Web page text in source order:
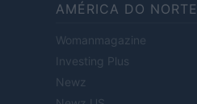
AMÉRICA DO NORTE
Womanmagazine
Investing Plus
Newz